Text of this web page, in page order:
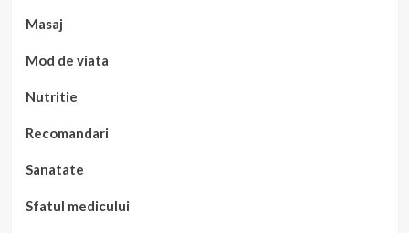
Masaj
Mod de viata
Nutritie
Recomandari
Sanatate
Sfatul medicului